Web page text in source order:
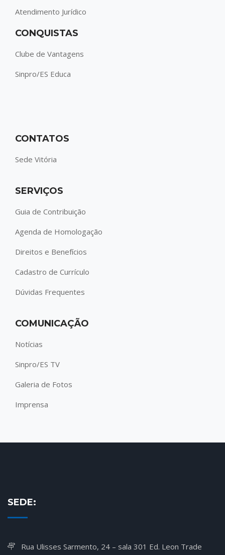
Atendimento Jurídico
CONQUISTAS
Clube de Vantagens
Sinpro/ES Educa
CONTATOS
Sede Vitória
SERVIÇOS
Guia de Contribuição
Agenda de Homologação
Direitos e Benefícios
Cadastro de Currículo
Dúvidas Frequentes
COMUNICAÇÃO
Notícias
Sinpro/ES TV
Galeria de Fotos
Imprensa
SEDE:
Rua Ulisses Sarmento, 24 – sala 301 Ed. Leon Trade